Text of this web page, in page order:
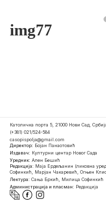
img77
Католичка порта 5, 21000 Нови Сад,
(+381) 021/524-584
casopispolja@gmail.com
Директор: Бојан Панаотовић
Издавач: Културни центар Новог Сада
Уредник: Ален Бешић
Редакција: Маја Ердељанин (ликовна
Софинкић, Марјан Чакаревић, Огњен
Лектура: Сања Бркић, Милица Софинкић
Администрација и пласман: Редакција